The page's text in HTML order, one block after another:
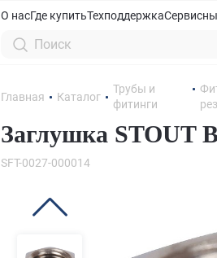
О насГде купитьТехподдержка
Главная Каталог
Трубы и
фитинги
Заглушка STOUT
SFT-0027-000014